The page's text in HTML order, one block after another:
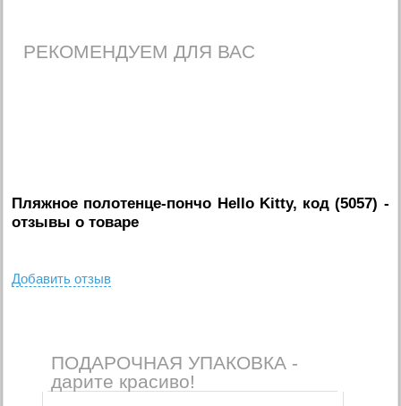
РЕКОМЕНДУЕМ ДЛЯ ВАС
Пляжное полотенце-пончо Hello Kitty, код (5057) -
отзывы о товаре
Добавить отзыв
ПОДАРОЧНАЯ УПАКОВКА -
дарите красиво!